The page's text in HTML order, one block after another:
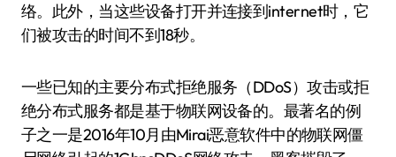
络。此外，当这些设备打开并连接到internet时，它
们被攻击的时间不到18秒。
一些已知的主要分布式拒绝服务（DDoS）攻击或拒
绝分布式服务都是基于物联网设备的。最著名的例
子之一是2016年10月由Mirai恶意软件中的物联网僵